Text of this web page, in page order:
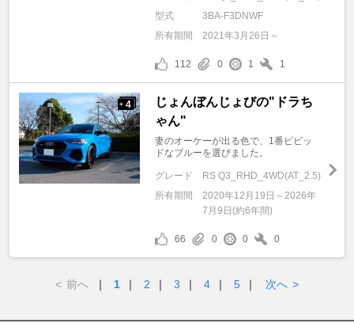
型式
3BA-F3DNWF
所有期間
2021年3月26日～
112 0 1 1
+ 4
じょんぼんじょびの"ドラち
ゃん"
妻のオーケーが出る色で、1番ビビッ
ドなブルーを選びました。
グレード
RS Q3_RHD_4WD(AT_2.5)
所有期間
2020年12月19日～2026年
7月9日(約6年間)
66 0 0 0
< 前へ ｜ 1 ｜ 2 ｜ 3 ｜ 4 ｜ 5 ｜ 次へ >